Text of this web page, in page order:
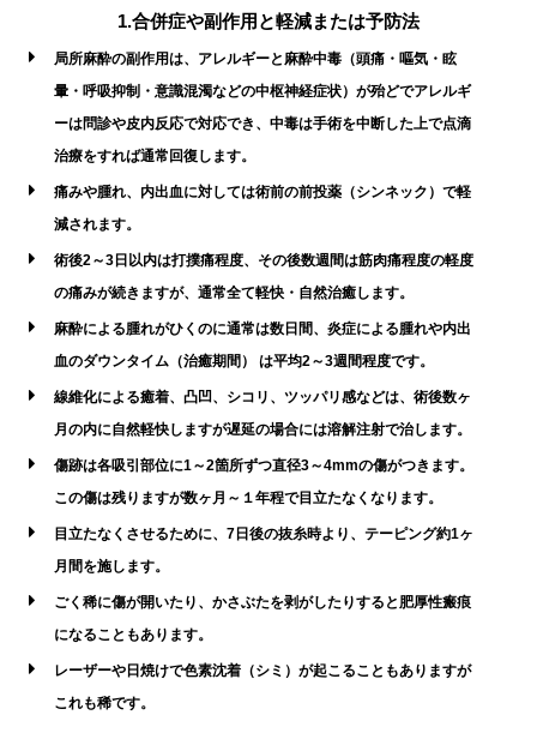
1.合併症や副作用と軽減または予防法
局所麻酔の副作用は、アレルギーと麻酔中毒（頭痛・嘔気・眩
暈・呼吸抑制・意識混濁などの中枢神経症状）が殆どでアレルギ
ーは問診や皮内反応で対応でき、中毒は手術を中断した上で点滴
治療をすれば通常回復します。
痛みや腫れ、内出血に対しては術前の前投薬（シンネック）で軽
減されます。
術後2～3日以内は打撲痛程度、その後数週間は筋肉痛程度の軽度
の痛みが続きますが、通常全て軽快・自然治癒します。
麻酔による腫れがひくのに通常は数日間、炎症による腫れや内出
血のダウンタイム（治癒期間） は平均2～3週間程度です。
線維化による癒着、凸凹、シコリ、ツッパリ感などは、術後数ヶ
月の内に自然軽快しますが遅延の場合には溶解注射で治します。
傷跡は各吸引部位に1～2箇所ずつ直径3～4mmの傷がつきます。
この傷は残りますが数ヶ月～１年程で目立たなくなります。
目立たなくさせるために、7日後の抜糸時より、テーピング約1ヶ
月間を施します。
ごく稀に傷が開いたり、かさぶたを剥がしたりすると肥厚性瘢痕
になることもあります。
レーザーや日焼けで色素沈着（シミ）が起こることもありますが
これも稀です。